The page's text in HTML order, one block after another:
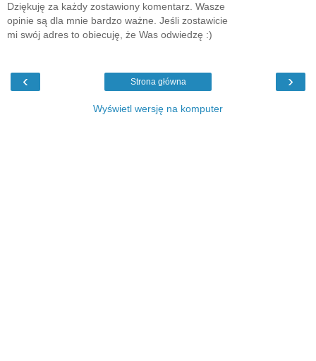
Dziękuję za każdy zostawiony komentarz. Wasze
opinie są dla mnie bardzo ważne. Jeśli zostawicie
mi swój adres to obiecuję, że Was odwiedzę :)
‹ ›
Strona główna
Wyświetl wersję na komputer